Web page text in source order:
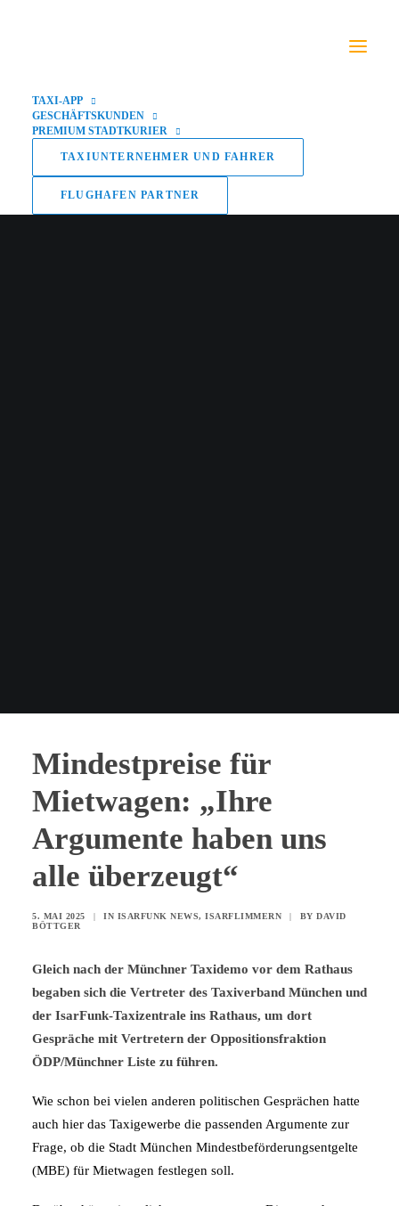
TAXI-APP
GESCHÄFTSKUNDEN
PREMIUM STADTKURIER
TAXIUNTERNEHMER UND FAHRER
FLUGHAFEN PARTNER
Mindestpreise für
Mietwagen: „Ihre
Argumente haben uns
alle überzeugt“
5. MAI 2025 | IN ISARFUNK NEWS, ISARFLIMMERN | BY DAVID
BÖTTGER
Gleich nach der Münchner Taxidemo vor dem Rathaus
begaben sich die Vertreter des Taxiverband München und
der IsarFunk-Taxizentrale ins Rathaus, um dort
Gespräche mit Vertretern der Oppositionsfraktion
ÖDP/Münchner Liste zu führen.
Wie schon bei vielen anderen politischen Gesprächen hatte
auch hier das Taxigewerbe die passenden Argumente zur
Frage, ob die Stadt München Mindestbeförderungsentgelte
(MBE) für Mietwagen festlegen soll.